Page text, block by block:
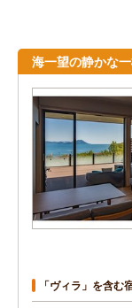
海一望の静かな
「ヴィラ」を含む